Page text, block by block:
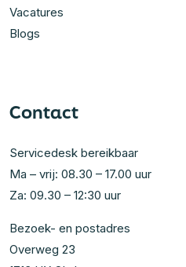
Vacatures
Blogs
Contact
Servicedesk bereikbaar
Ma – vrij: 08.30 – 17.00 uur
Za: 09.30 – 12:30 uur
Bezoek- en postadres
Overweg 23